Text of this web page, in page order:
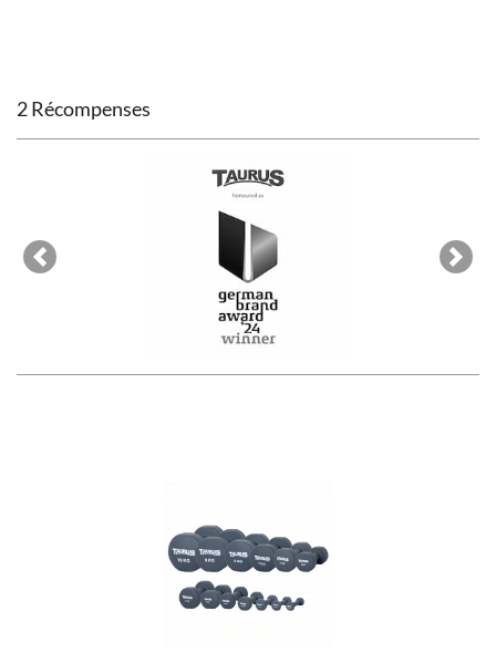
2 Récompenses
Previous Next